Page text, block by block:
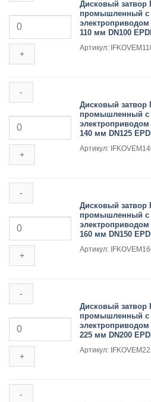
90
мм
DN80
EPDM
PN10
IPS
Количество
товара
Дисковый
затвор
ПВХ
электроприводом
110
мм
DN100
EPDM
PN10
IPS
Дисковый затвор
промышленный с
электроприводом
110 мм DN100
Артикул:
Количество
товара
Дисковый
затвор
ПВХ
электроприводом
140
мм
DN125
EPDM
PN10
IPS
Дисковый затвор
промышленный с
электроприводом
140 мм DN125
Артикул:
Количество
товара
Дисковый
затвор
ПВХ
электроприводом
160
мм
DN150
EPDM
PN10
IPS
Дисковый затвор
промышленный с
электроприводом
160 мм DN150
Артикул:
Количество
товара
Дисковый
затвор
ПВХ
электроприводом
Дисковый затвор
промышленный с
электроприводом
225 мм DN200
Артикул: